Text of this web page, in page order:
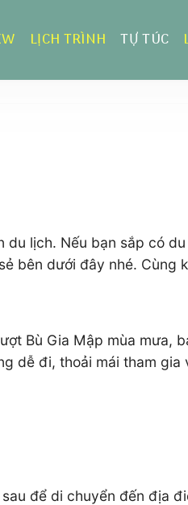
LỊCH TRÌNH TỰ TÚC
lịch. Nếu bạn sắp có
bên dưới đây nhé. Cùng
Bù Gia Mập mùa mưa,
dễ đi, thoải mái tham
để di chuyển đến địa